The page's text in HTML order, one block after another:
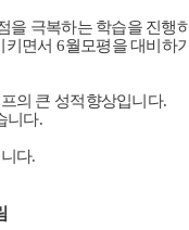
을 극복하는 학습을 진행
키면서 6월모평을 대비하
의 큰 성적향상입니다.
니다.
다.